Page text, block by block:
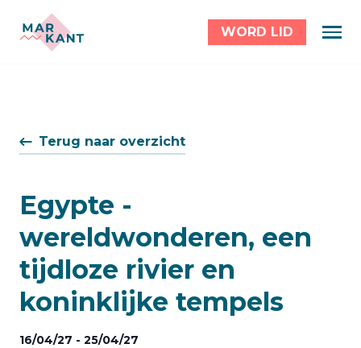
WORD LID
Terug naar overzicht
Egypte -
wereldwonderen, een
tijdloze rivier en
koninklijke tempels
16/04/27 - 25/04/27